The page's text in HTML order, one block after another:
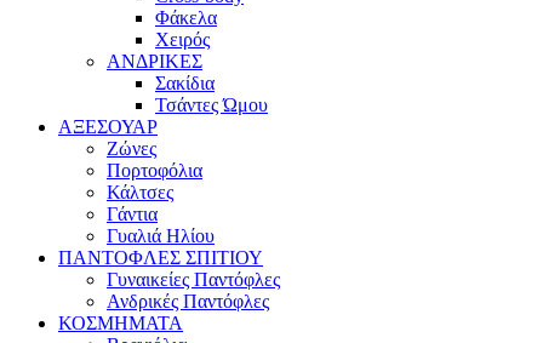
Φάκελα
Χειρός
ΑΝΔΡΙΚΕΣ
Σακίδια
Τσάντες Ώμου
ΑΞΕΣΟΥΑΡ
Ζώνες
Πορτοφόλια
Κάλτσες
Γάντια
Γυαλιά Ηλίου
ΠΑΝΤΟΦΛΕΣ ΣΠΙΤΙΟΥ
Γυναικείες Παντόφλες
Ανδρικές Παντόφλες
ΚΟΣΜΗΜΑΤΑ